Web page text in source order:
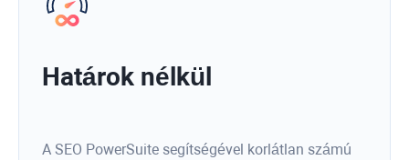
Határok nélkül
A SEO PowerSuite segítségével korlátlan számú